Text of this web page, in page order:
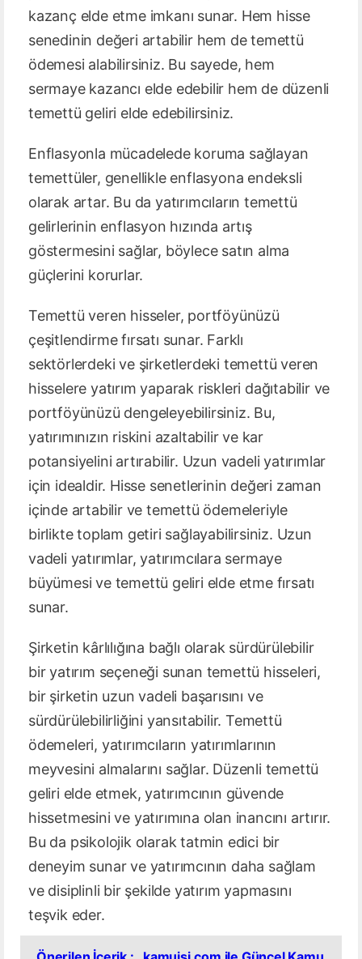
kazanç elde etme imkanı sunar. Hem hisse
senedinin değeri artabilir hem de temettü
ödemesi alabilirsiniz. Bu sayede, hem
sermaye kazancı elde edebilir hem de düzenli
temettü geliri elde edebilirsiniz.
Enflasyonla mücadelede koruma sağlayan
temettüler, genellikle enflasyona endeksli
olarak artar. Bu da yatırımcıların temettü
gelirlerinin enflasyon hızında artış
göstermesini sağlar, böylece satın alma
güçlerini korurlar.
Temettü veren hisseler, portföyünüzü
çeşitlendirme fırsatı sunar. Farklı
sektörlerdeki ve şirketlerdeki temettü veren
hisselere yatırım yaparak riskleri dağıtabilir ve
portföyünüzü dengeleyebilirsiniz. Bu,
yatırımınızın riskini azaltabilir ve kar
potansiyelini artırabilir. Uzun vadeli yatırımlar
için idealdir. Hisse senetlerinin değeri zaman
içinde artabilir ve temettü ödemeleriyle
birlikte toplam getiri sağlayabilirsiniz. Uzun
vadeli yatırımlar, yatırımcılara sermaye
büyümesi ve temettü geliri elde etme fırsatı
sunar.
Şirketin kârlılığına bağlı olarak sürdürülebilir
bir yatırım seçeneği sunan temettü hisseleri,
bir şirketin uzun vadeli başarısını ve
sürdürülebilirliğini yansıtabilir. Temettü
ödemeleri, yatırımcıların yatırımlarının
meyvesini almalarını sağlar. Düzenli temettü
geliri elde etmek, yatırımcının güvende
hissetmesini ve yatırımına olan inancını artırır.
Bu da psikolojik olarak tatmin edici bir
deneyim sunar ve yatırımcının daha sağlam
ve disiplinli bir şekilde yatırım yapmasını
teşvik eder.